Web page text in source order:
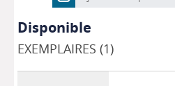
Disponible
EXEMPLAIRES (1)